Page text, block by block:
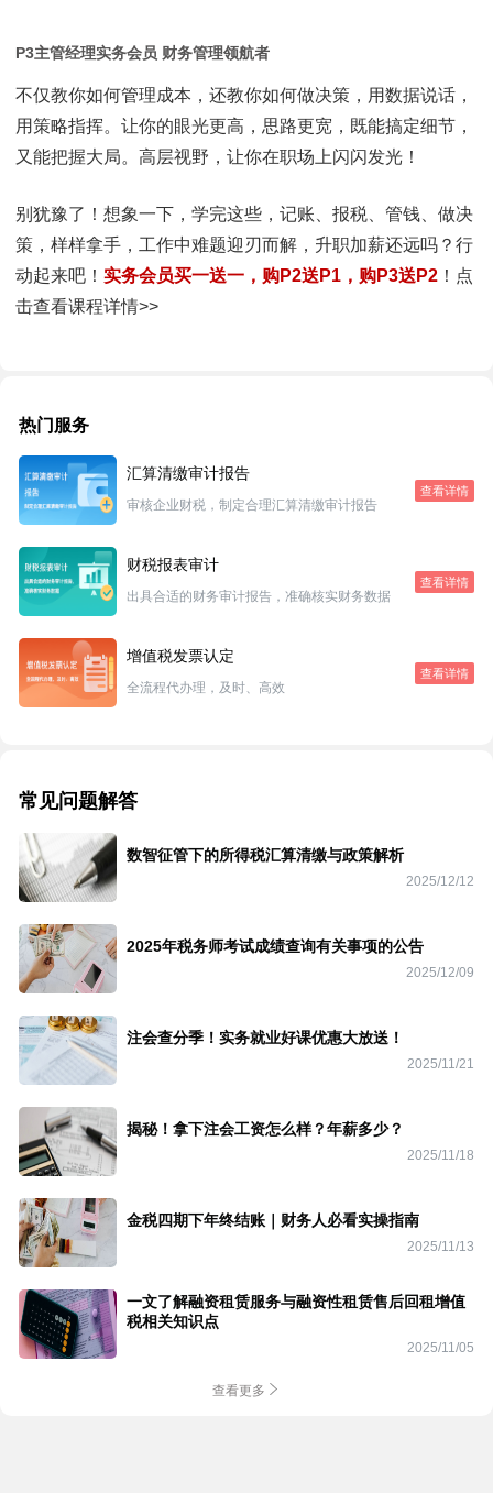
P3主管经理实务会员 财务管理领航者
不仅教你如何管理成本，还教你如何做决策，用数据说话，
用策略指挥。让你的眼光更高，思路更宽，既能搞定细节，
又能把握大局。高层视野，让你在职场上闪闪发光！
别犹豫了！想象一下，学完这些，记账、报税、管钱、做决
策，样样拿手，工作中难题迎刃而解，升职加薪还远吗？行
动起来吧！ 实务会员买一送一，购P2送P1，购P3送P2 ！ 点
击查看课程详情>>
热门服务
汇算清缴审计报告
审核企业财税，制定合理汇算清缴审计报告
查看详情
财税报表审计
出具合适的财务审计报告，准确核实财务数据
查看详情
增值税发票认定
全流程代办理，及时、高效
查看详情
常见问题解答
数智征管下的所得税汇算清缴与政策解析
2025/12/12
2025年税务师考试成绩查询有关事项的公告
2025/12/09
注会查分季！实务就业好课优惠大放送！
2025/11/21
揭秘！拿下注会工资怎么样？年薪多少？
2025/11/18
金税四期下年终结账｜财务人必看实操指南
2025/11/13
一文了解融资租赁服务与融资性租赁售后回租增值
税相关知识点
2025/11/05
查看更多